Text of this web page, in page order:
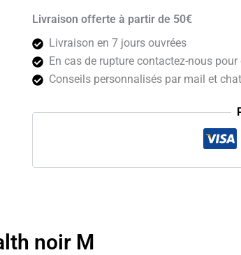
Livraison offerte à partir de 50€
Livraison en 7 jours ouvrées
En cas de rupture contactez-nous
Conseils personnalisés par mail et
noir M